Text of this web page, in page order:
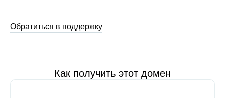
Обратиться в поддержку
Как получить этот домен